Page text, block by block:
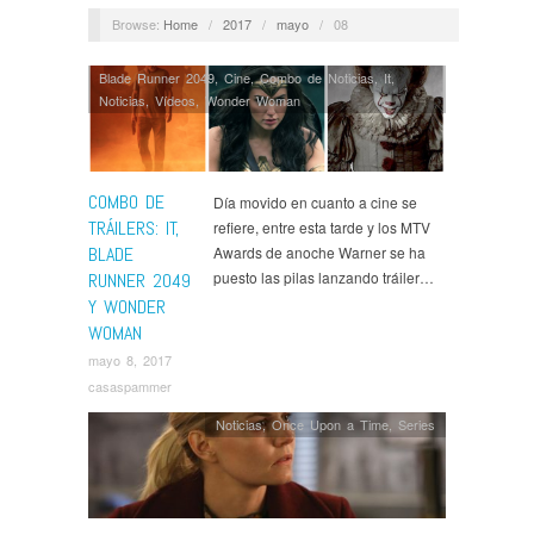
Browse: Home / 2017 / mayo / 08
COMBO DE
TRÁILERS: IT,
BLADE
RUNNER 2049
Y WONDER
WOMAN
mayo 8, 2017
casaspammer
Blade Runner 2049, Cine,Combo de Noticias,It,
Noticias, Ví­deos, Wonder Woman
Día movido en cuanto a cine se
refiere, entre esta tarde y los MTV
Awards de anoche Warner se ha
puesto las pilas lanzando tráiler…
Noticias,Once Upon a Time Series